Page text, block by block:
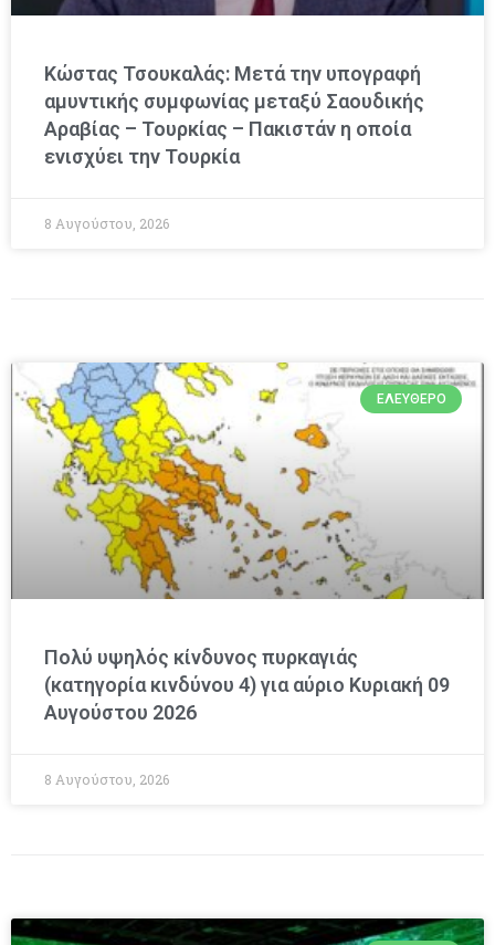
Κώστας Τσουκαλάς: Μετά την υπογραφή
αμυντικής συμφωνίας μεταξύ Σαουδικής
Αραβίας – Τουρκίας – Πακιστάν η οποία
ενισχύει την Τουρκία
8 Αυγούστου, 2026
ΕΛΕΎΘΕΡΟ
Πολύ υψηλός κίνδυνος πυρκαγιάς
(κατηγορία κινδύνου 4) για αύριο Κυριακή 09
Αυγούστου 2026
8 Αυγούστου, 2026